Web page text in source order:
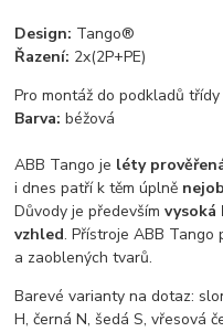
Design: Tango®
Řazení: 2x(2P+PE)
Pro montáž do podkladů třídy
Barva: béžová
ABB Tango je léty
i dnes patří k těm úplně
Důvody je předevšímvysoká
vzhled. Přístroje ABB
a zaoblených tvarů.
Barevé varianty na dotaz:
H, černá N, šedá S, vřesová